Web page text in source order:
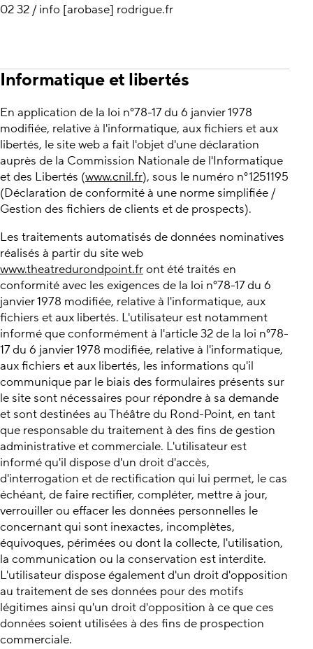
02 32 / info [arobase] rodrigue.fr
Informatique et libertés
En application de la loi n°78-17 du 6 janvier 1978
modifiée, relative à l'informatique, aux fichiers et aux
libertés, le site web a fait l'objet d'une déclaration
auprès de la Commission Nationale de l'Informatique
et des Libertés (www.cnil.fr), sous le numéro n°1251195
(Déclaration de conformité à une norme simplifiée /
Gestion des fichiers de clients et de prospects).
Les traitements automatisés de données nominatives
réalisés à partir du site web
www.theatredurondpoint.front été traités en
conformité avec les exigences de la loi n°78-17 du 6
janvier 1978 modifiée, relative à l'informatique, aux
fichiers et aux libertés. L'utilisateur est notamment
informé que conformément à l'article 32 de la loi n°78-
17 du 6 janvier 1978 modifiée, relative à l'informatique,
aux fichiers et aux libertés, les informations qu'il
communique par le biais des formulaires présents sur
le site sont nécessaires pour répondre à sa demande
et sont destinées au Théâtre du Rond-Point, en tant
que responsable du traitement à des fins de gestion
administrative et commerciale. L'utilisateur est
informé qu'il dispose d'un droit d'accès,
d'interrogation et de rectification qui lui permet, le cas
échéant, de faire rectifier, compléter, mettre à jour,
verrouiller ou effacer les données personnelles le
concernant qui sont inexactes, incomplètes,
équivoques, périmées ou dont la collecte, l'utilisation,
la communication ou la conservation est interdite.
L'utilisateur dispose également d'un droit d'opposition
au traitement de ses données pour des motifs
légitimes ainsi qu'un droit d'opposition à ce que ces
données soient utilisées à des fins de prospection
commerciale.